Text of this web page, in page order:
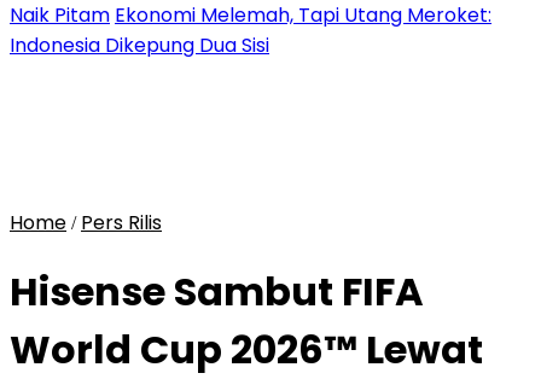
Naik Pitam Ekonomi Melemah, Tapi Utang Meroket:
Indonesia Dikepung Dua Sisi
Home / Pers Rilis
Hisense Sambut FIFA
World Cup 2026™ Lewat